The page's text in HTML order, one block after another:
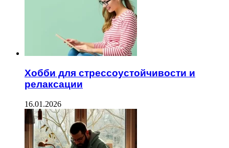
Хобби для стрессоустойчивости и
релаксации
16.01.2026